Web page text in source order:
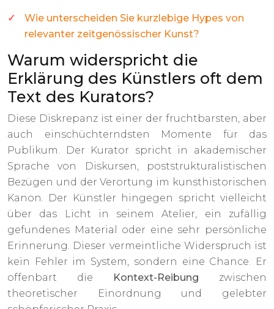
Wie unterscheiden Sie kurzlebige Hypes von
relevanter zeitgenössischer Kunst?
Warum widerspricht die
Erklärung des Künstlers oft dem
Text des Kurators?
Diese Diskrepanz ist einer der fruchtbarsten, aber
auch einschüchterndsten Momente für das
Publikum. Der Kurator spricht in akademischer
Sprache von Diskursen, poststrukturalistischen
Bezügen und der Verortung im kunsthistorischen
Kanon. Der Künstler hingegen spricht vielleicht
über das Licht in seinem Atelier, ein zufällig
gefundenes Material oder eine sehr persönliche
Erinnerung. Dieser vermeintliche Widerspruch ist
kein Fehler im System, sondern eine Chance. Er
offenbart die
Kontext-Reibung zwischen
theoretischer Einordnung und gelebter